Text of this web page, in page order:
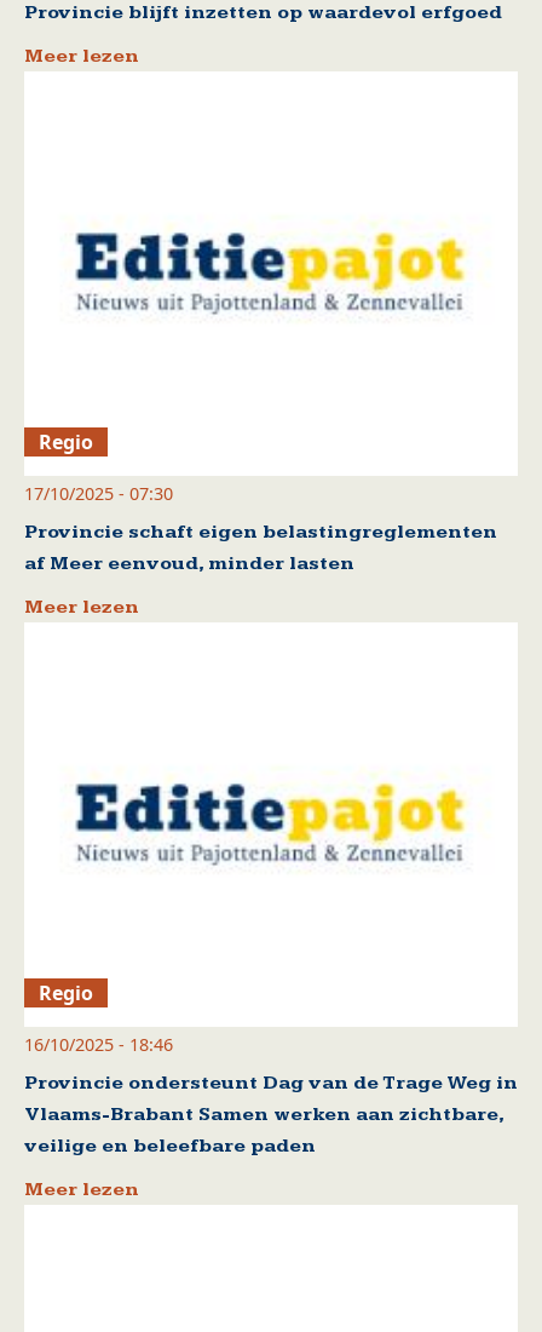
Provincie blijft inzetten op waardevol erfgoed
Meer lezen
Regio
17/10/2025 - 07:30
Provincie schaft eigen belastingreglementen
af Meer eenvoud, minder lasten
Meer lezen
Regio
16/10/2025 - 18:46
Provincie ondersteunt Dag van de Trage Weg in
Vlaams-Brabant Samen werken aan zichtbare,
veilige en beleefbare paden
Meer lezen